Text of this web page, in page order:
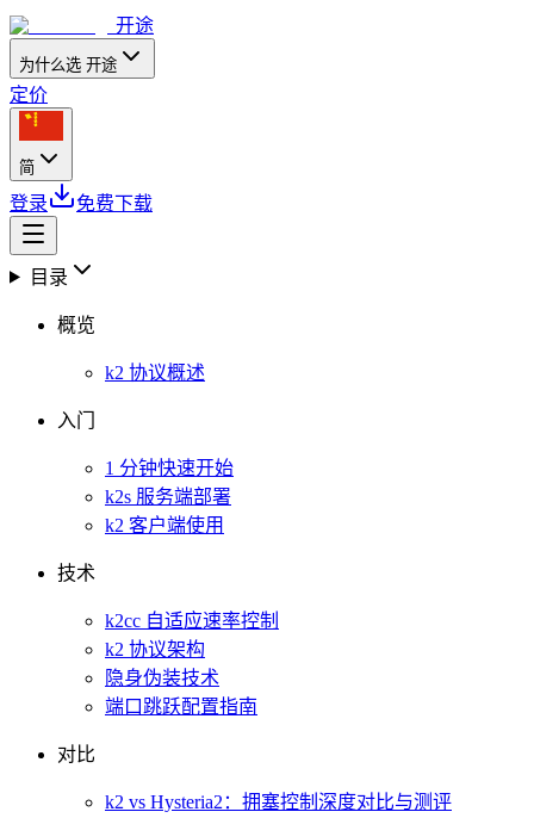
开途
为什么选 开途
定价
简
登录 免费下载
目录
概览
k2 协议概述
入门
1 分钟快速开始
k2s 服务端部署
k2 客户端使用
技术
k2cc 自适应速率控制
k2 协议架构
隐身伪装技术
端口跳跃配置指南
对比
k2 vs Hysteria2：拥塞控制深度对比与测评